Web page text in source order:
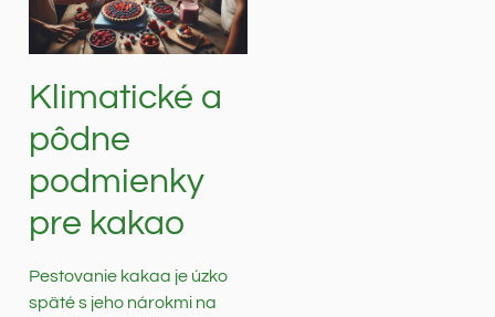
Klimatické a
pôdne
podmienky
pre kakao
Pestovanie kakaa je úzko
späté s jeho nárokmi na